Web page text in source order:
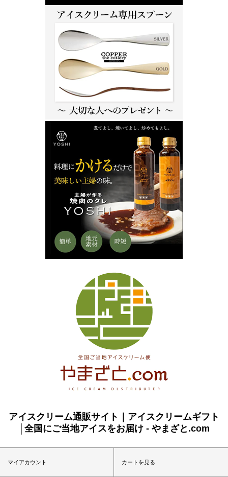
アイスクリーム通販サイト｜アイスクリームギフト
│全国にご当地アイスをお届け - やまざと.com
マイアカウント カートを見る